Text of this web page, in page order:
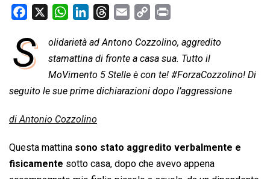
c
e
o
k
W
a
t
s
A
p
n
k
e
d
n
r
e
a
d
a
i
l
p
y
L
i
n
t
S
olidarietà ad Antono Cozzolino, aggredito
stamattina di fronte a casa sua. Tutto il
MoVimento 5 Stelle è con te! #ForzaCozzolino! Di
seguito le sue prime dichiarazioni dopo l’aggressione
di Antonio Cozzolino
Questa mattina sono stato aggredito verbalmente e
fisicamente sotto casa, dopo che avevo appena